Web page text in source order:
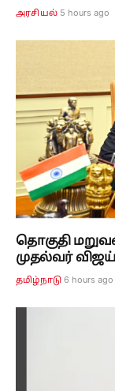
அரசியல் 5 hours ago
தொகுதி
முதல்வர்
தமிழ்நாடு 6 hours ago